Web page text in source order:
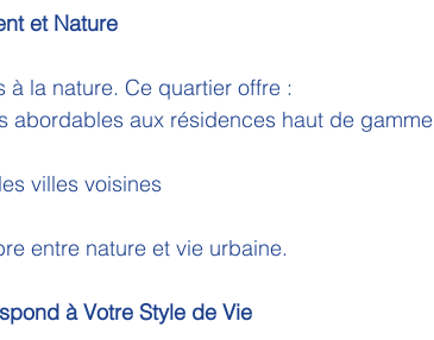
et Nature
à la nature. Ce quartier offre :
abordables aux résidences haut de gamme
villes voisines
entre nature et vie urbaine.
à Votre Style de Vie